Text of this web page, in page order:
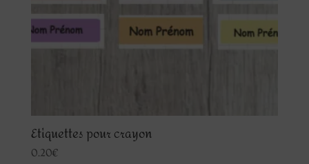
Etiquettes pour crayon
0.20€